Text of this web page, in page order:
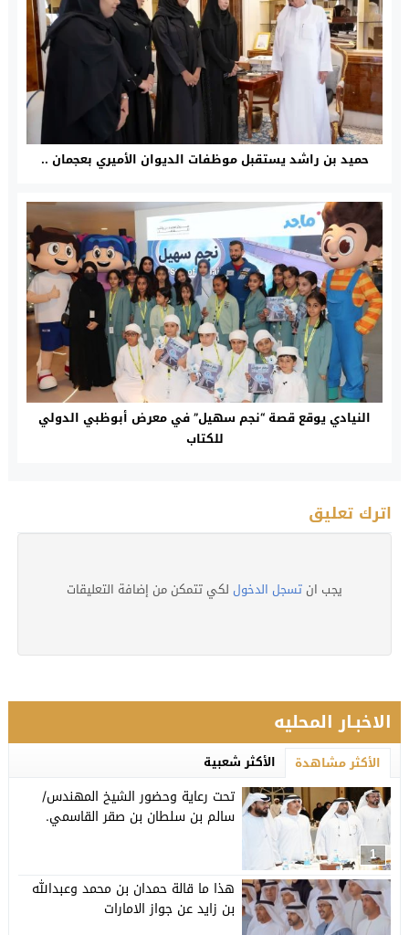
حميد بن راشد يستقبل موظفات الديوان الأميري بعجمان ..
النيادي يوقع قصة “نجم سهيل” في معرض أبوظبي الدولي
للكتاب
اترك تعليق
يجب ان تسجل الدخول لكي تتمكن من إضافة التعليقات
الاخبـار المحليه
الأكثر مشاهدة الأكثر شعبية
1
تحت رعاية وحضور الشيخ المهندس/
سالم بن سلطان بن صقر القاسمي.
هذا ما قالة حمدان بن محمد وعبدالله
بن زايد عن جواز الامارات